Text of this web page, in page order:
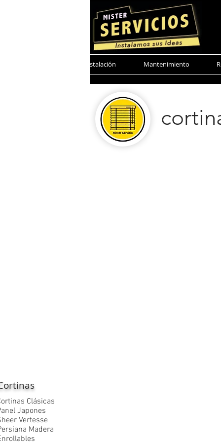
Instalación Mantenimiento
Clásicas
Japones
Vertesse
Madera